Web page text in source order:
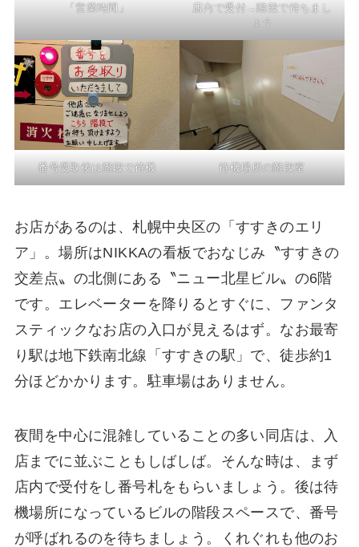
「営業時間」
店内で受付→階段で待ちまし
ょう
番号受取後は階段で待機 待機場所の階段室
お店があるのは、札幌中央区の「すすきのエリ
ア」。場所はNIKKAの看板でおなじみ〝すすきの
交差点〟の北側にある〝ニュー北星ビル〟の6階
です。エレベーターを降りるとすぐに、ファンタ
スティックなお店の入口が見えるはず。なお最寄
り駅は地下鉄南北線「すすきの駅」で、徒歩約1
分ほどかかります。駐車場はありません。
夜間を中心に混雑していることの多い同店は、入
店までに並ぶこともしばしば。そんな時は、まず
店内で受付をし番号札をもらいましょう。後は待
機場所になっているビルの階段スペースで、番号
が呼ばれるのを待ちましょう。くれぐれも他のお